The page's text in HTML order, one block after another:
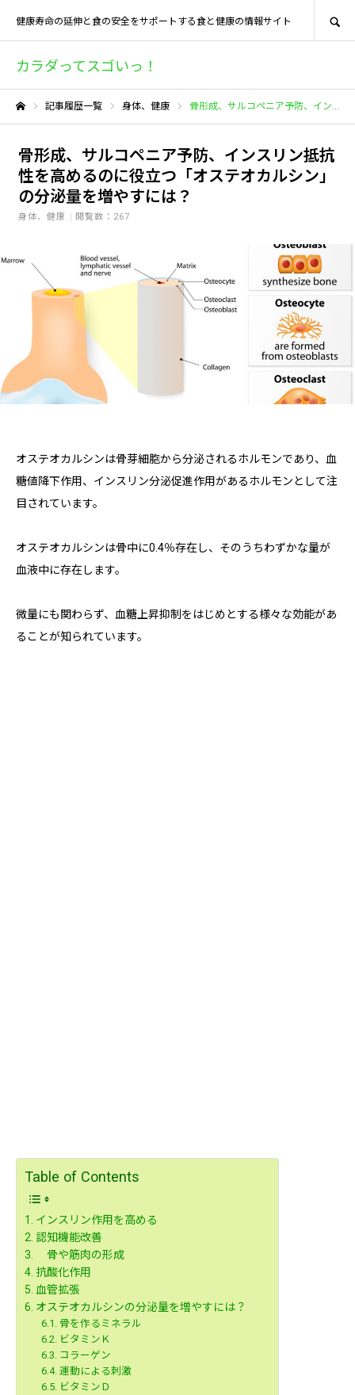
カラダってスゴいっ！
健康寿命の延伸と食の安全をサポートする食と健康の情報サイト
記事履歴一覧 身体、健康 骨形成、サルコペニア予防、インスリン抵抗性を高めるのに役立つ「オステオカルシン」の分泌量を増やすには？
骨形成、サルコペニア予防、インスリン抵抗
性を高めるのに役立つ「オステオカルシン」
の分泌量を増やすには？
身体、健康 閲覧数：267
オステオカルシンは骨芽細胞から分泌されるホルモンであり、血
糖値降下作用、インスリン分泌促進作用があるホルモンとして注
目されています。
オステオカルシンは骨中に0.4％存在し、そのうちわずかな量が
血液中に存在します。
微量にも関わらず、血糖上昇抑制をはじめとする様々な効能があ
ることが知られています。
Table of Contents
インスリン作用を高める
認知機能改善
骨や筋肉の形成
抗酸化作用
血管拡張
オステオカルシンの分泌量を増やすには？
骨を作るミネラル
ビタミンＫ
コラーゲン
運動による刺激
ビタミンＤ